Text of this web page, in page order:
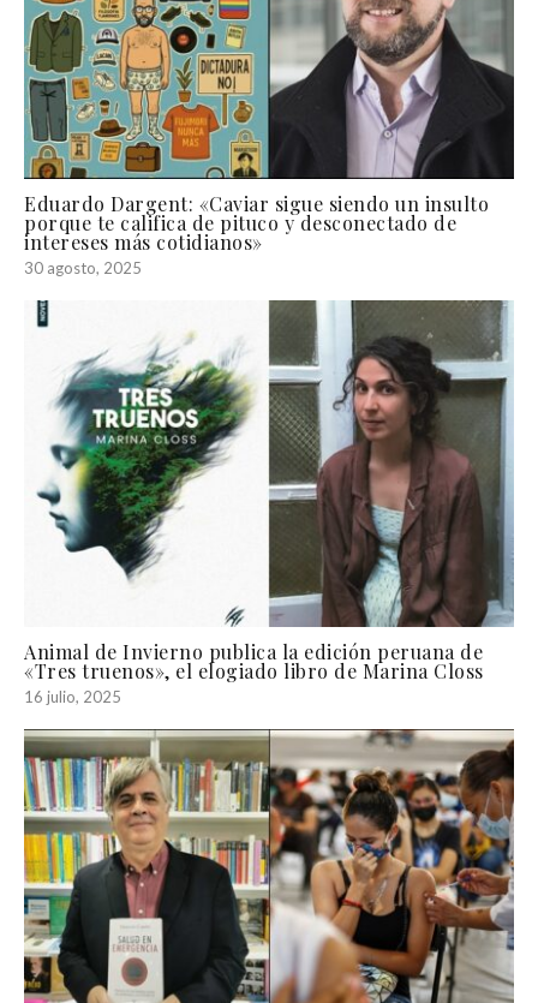
Eduardo Dargent: «Caviar sigue siendo un insulto
porque te califica de pituco y desconectado de
intereses más cotidianos»
30 agosto, 2025
Animal de Invierno publica la edición peruana de
«Tres truenos», el elogiado libro de Marina Closs
16 julio, 2025